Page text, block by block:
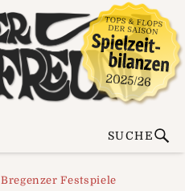
SUCHE
Bregenzer Festspiele